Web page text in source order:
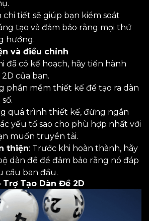
chi tiết sẽ giúp bạn kiểm soát
tạo và đảm bảo rằng mọi thứ
hướng.
và điều chỉnh
đã có kế hoạch, hãy tiến hành
của bạn.
phần mềm thiết kế để tạo ra dàn
quá trình thiết kế, đừng ngần
yếu tố sao cho phù hợp nhất với
muốn truyền tải.
thiện: Trước khi hoàn thành, hãy
dàn đề để đảm bảo rằng nó đáp
cầu ban đầu.
Trợ Tạo Dàn Đề 2D